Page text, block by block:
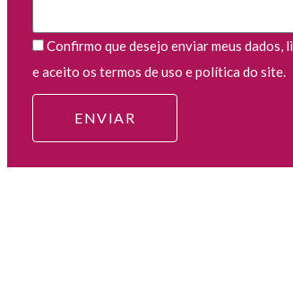
Confirmo que desejo enviar meus dados, li
e aceito os termos de uso e política do site.